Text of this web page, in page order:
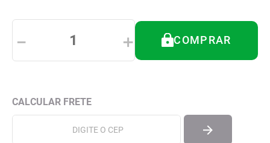
＋
－ COMPRAR
imobilizador joelho